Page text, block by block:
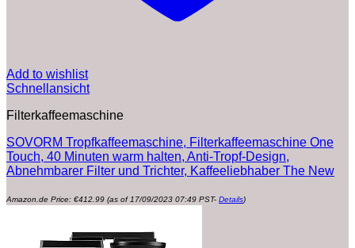
Add to wishlist
Schnellansicht
Filterkaffeemaschine
SOVORM Tropfkaffeemaschine, Filterkaffeemaschine One
Touch, 40 Minuten warm halten, Anti-Tropf-Design,
Abnehmbarer Filter und Trichter, Kaffeeliebhaber The New
Amazon.de Price: €412.99 (as of 17/09/2023 07:49 PST- Details)